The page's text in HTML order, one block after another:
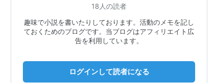
18人の読者
趣味で小説を書いたりしております。活動のメモを記し
ておくためのブログです。当ブログはアフィリエイト広
告を利用しています。
ログインして読者になる